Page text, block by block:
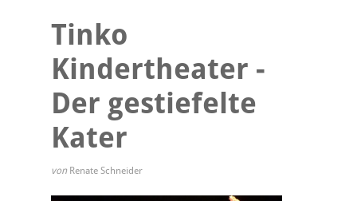
Tinko
Kindertheater -
Der gestiefelte
Kater
von Renate Schneider